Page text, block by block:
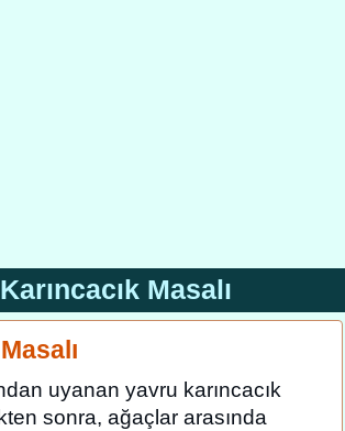
Karıncacık Masalı
uyanan yavru karıncacık
sonra, ağaçlar arasında